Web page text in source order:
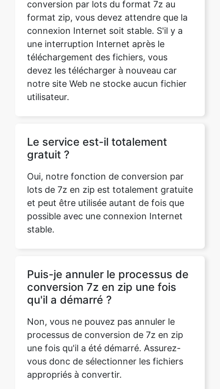
format zip, vous devez attendre que la
connexion Internet soit stable. S'il y a
une interruption Internet après le
téléchargement des fichiers, vous
devez les télécharger à nouveau car
notre site Web ne stocke aucun fichier
utilisateur.
gratuit ?
lots de 7z en zip est totalement gratuite
et peut être utilisée autant de fois que
possible avec une connexion Internet
stable.
conversion 7z en zip une fois
qu'il a démarré ?
processus de conversion de 7z en zip
une fois qu'il a été démarré. Assurez-
vous donc de sélectionner les fichiers
appropriés à convertir.